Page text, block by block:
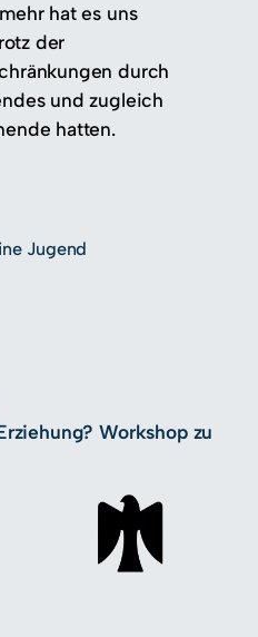
hat es uns
der
durch
und zugleich
hatten.
Jugend
Workshop zu